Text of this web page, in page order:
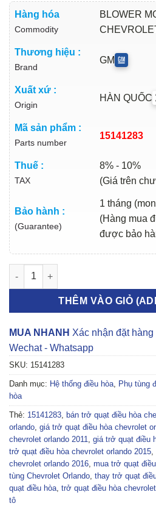
Hàng hóa
Commodity
BLOWER
Thương hiệu :
Brand
GM
Xuất xứ :
Origin
HÀN QUỐC
Mã sản phẩm :
Parts number
15141283
Thuế :
TAX
8% - 10%
(Giá trên
Bảo hành :
(Guarantee)
1 tháng
(Hàng mua
được bảo
TRỞ QUẠT ĐIỀU HÒA
THÊM VÀO GIỎ
MUA NHANH Xác nhận đặt
Wechat - Whatsapp
SKU: 15141283
Danh mục: Hệ thống điều hòa, Phụ tùng
hòa
Thẻ: 15141283, bán trở quạt điều hòa
orlando, giá trở quạt điều hòa chevrolet
chevrolet orlando 2011, giá trở quạt điều
trở quạt điều hòa chevrolet orlando 2015,
chevrolet orlando 2016, mua trở quạt
tùng Chevrolet Orlando, thay trở quạt
quạt điều hòa, trở quạt điều hòa
tô